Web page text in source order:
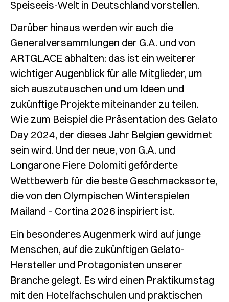
Speiseeis-Welt in Deutschland vorstellen.
Darüber hinaus werden wir auch die
Generalversammlungen der G.A. und von
ARTGLACE abhalten: das ist ein weiterer
wichtiger Augenblick für alle Mitglieder, um
sich auszutauschen und um Ideen und
zukünftige Projekte miteinander zu teilen.
Wie zum Beispiel die Präsentation des Gelato
Day 2024, der dieses Jahr Belgien gewidmet
sein wird. Und der neue, von G.A. und
Longarone Fiere Dolomiti geförderte
Wettbewerb für die beste Geschmackssorte,
die von den Olympischen Winterspielen
Mailand – Cortina 2026 inspiriert ist.
Ein besonderes Augenmerk wird auf junge
Menschen, auf die zukünftigen Gelato-
Hersteller und Protagonisten unserer
Branche gelegt. Es wird einen Praktikumstag
mit den Hotelfachschulen und praktischen